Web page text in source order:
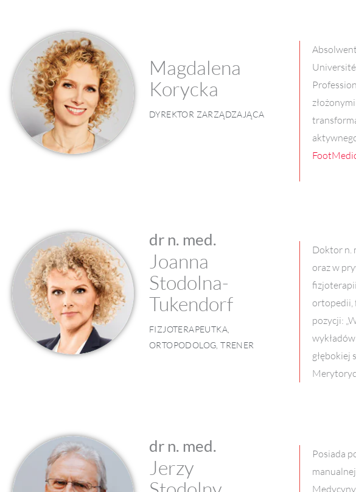
Magdalena
Korycka
DYREKTOR ZARZĄDZAJĄCA
dr n. med.
Joanna
Stodolna-
Tukendorf
FIZJOTERAPEUTKA,
ORTOPODOLOG, TRENER
Doktor n.
oraz w
ortopedii,
pozycji:
głębokiej
dr n. med.
Jerzy
Posiada